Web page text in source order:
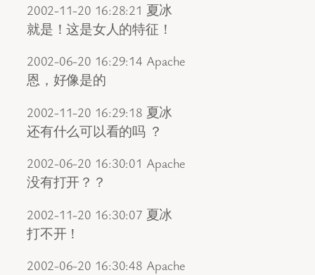
2002-11-20 16:28:21 夏冰
就是！这是女人的特征！
2002-06-20 16:29:14 Apache
恩，好像是的
2002-11-20 16:29:18 夏冰
还有什么可以看的吗 ？
2002-06-20 16:30:01 Apache
没有打开？？
2002-11-20 16:30:07 夏冰
打不开！
2002-06-20 16:30:48 Apache